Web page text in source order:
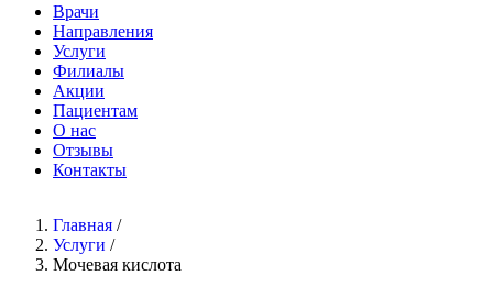
Врачи
Направления
Услуги
Филиалы
Акции
Пациентам
О нас
Отзывы
Контакты
Главная /
Услуги /
Мочевая кислота